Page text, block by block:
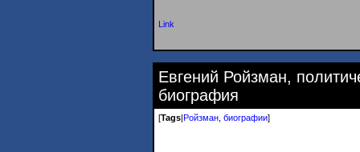
Link
Евгений Ройзман,
биография
[Tags|Ройзман биографии]